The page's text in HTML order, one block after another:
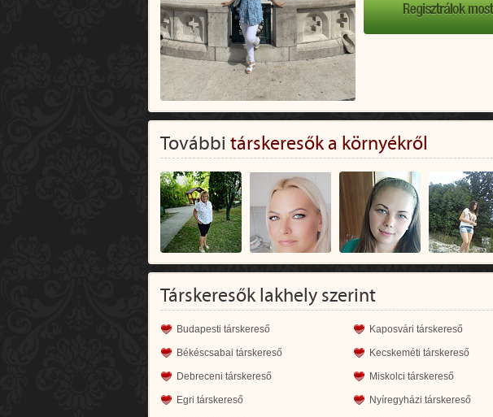
További társkeresők a környékről
Társkeresők lakhely szerint
Budapesti társkereső Kaposvári társkereső
Békéscsabai társkereső Kecskeméti társkereső
Debreceni társkereső Miskolci társkereső
Egri társkereső Nyíregyházi társkereső